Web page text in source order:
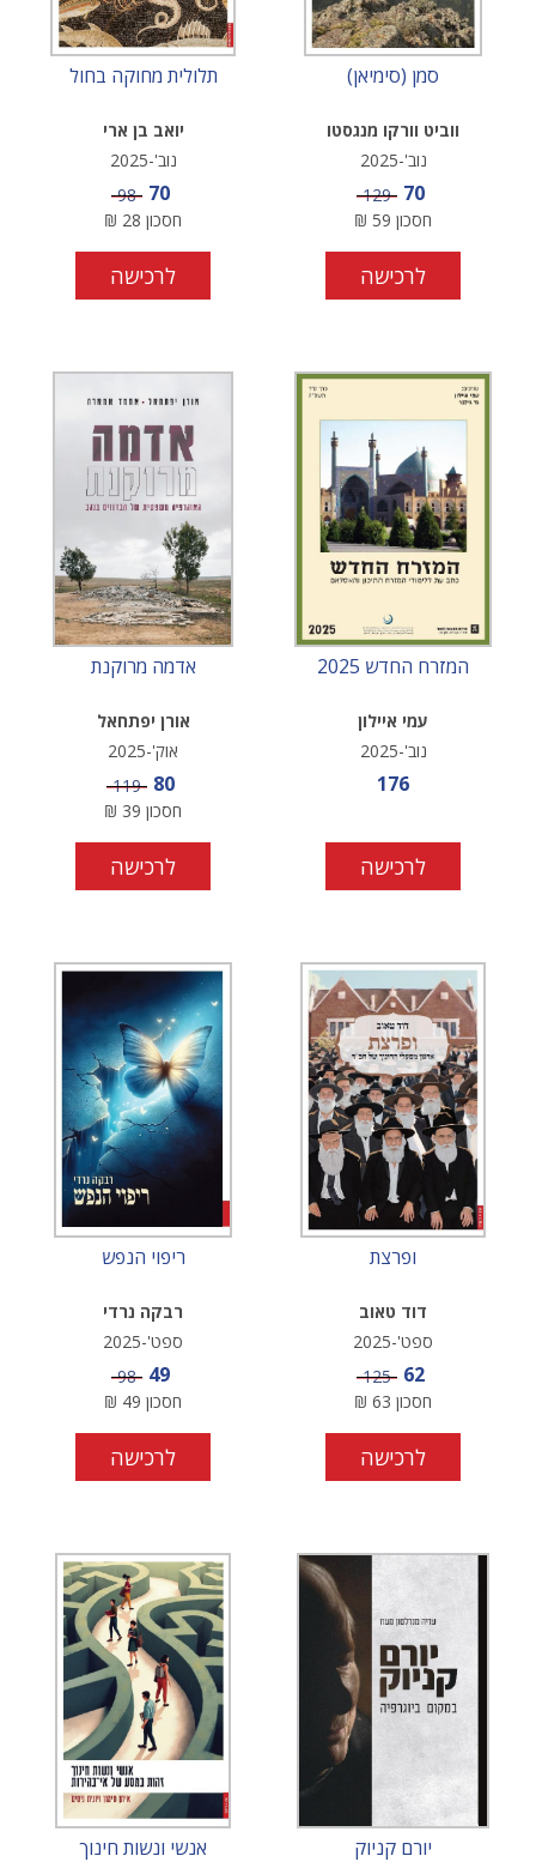
סמן (סימיאן)
ווביט וורקו מנגסטו
נוב'-2025
מחיר מבצע
70 מחיר
129
חסכון 59
₪
לרכישה
תלולית מחוקה בחול
יואב בן ארי
נוב'-2025
מחיר מבצע
70 מחיר
98
חסכון 28
₪
לרכישה
המזרח החדש 2025
עמי איילון
נוב'-2025
מחיר מבצע
176
לרכישה
אדמה מרוקנת
אורן יפתחאל
אוק'-2025
מחיר מבצע
80 מחיר
119
חסכון 39
₪
לרכישה
ופרצת
דוד טאוב
ספט'-2025
מחיר מבצע
62 מחיר
125
חסכון 63
₪
לרכישה
ריפוי הנפש
רבקה נרדי
ספט'-2025
מחיר מבצע
49 מחיר
98
חסכון 49
₪
לרכישה
יורם קניוק אנשי ונשות חינוך